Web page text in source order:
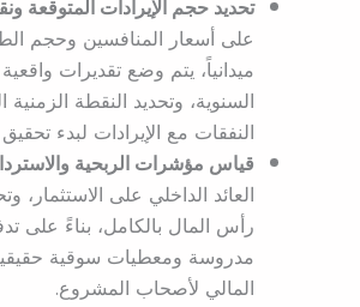
تحديد حجم الإيرادات المتوقعة
على أسعار المنافسين وحجم
ميدانياً، يتم وضع تقديرات
السنوية، وتحديد النقطة
النفقات مع الإيرادات لبدء تحقيق
قياس مؤشرات الربحية
العائد الداخلي على الاستثمار،
رأس المال بالكامل، بناءً على
مدروسة ومعطيات سوقية
المالي لأصحاب المشروع.